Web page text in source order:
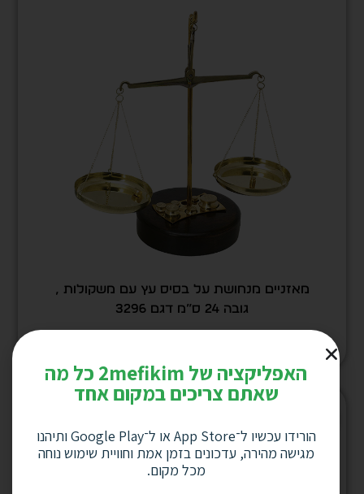
מאזניים מנחושת על בסיס עץ עם משקולות ,
גובה 24 ס”מ דגם 3296
האפליקציה של 2mefikim כל מה
שאתם צריכים במקום אחד
הורידו עכשיו ל־App Store או ל־Google Play ותיהנו
מגישה מהירה, עדכונים בזמן אמת וחוויית שימוש נוחה
מכל מקום.